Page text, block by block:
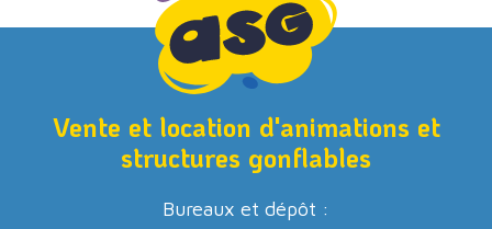
Vente et location d'animations et
structures gonflables
Bureaux et dépôt :